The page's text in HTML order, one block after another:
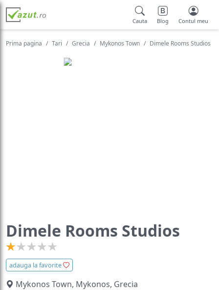
Cauta Blog Contul meu
Prima pagina Tari Grecia Mykonos Town Dimele Rooms Studios
Dimele Rooms Studios
adauga la favorite
Mykonos Town, Mykonos, Grecia